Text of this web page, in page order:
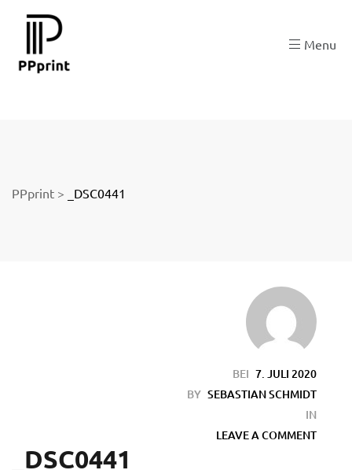
Menu
PPprint > _DSC0441
BEI 7. JULI 2020
BY SEBASTIAN SCHMIDT
IN
LEAVE A COMMENT
_DSC0441